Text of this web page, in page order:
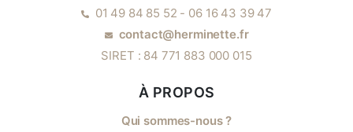
01 49 84 85 52 - 06 16 43 39 47
contact@herminette.fr
SIRET : 84 771 883 000 015
À PROPOS
Qui sommes-nous ?